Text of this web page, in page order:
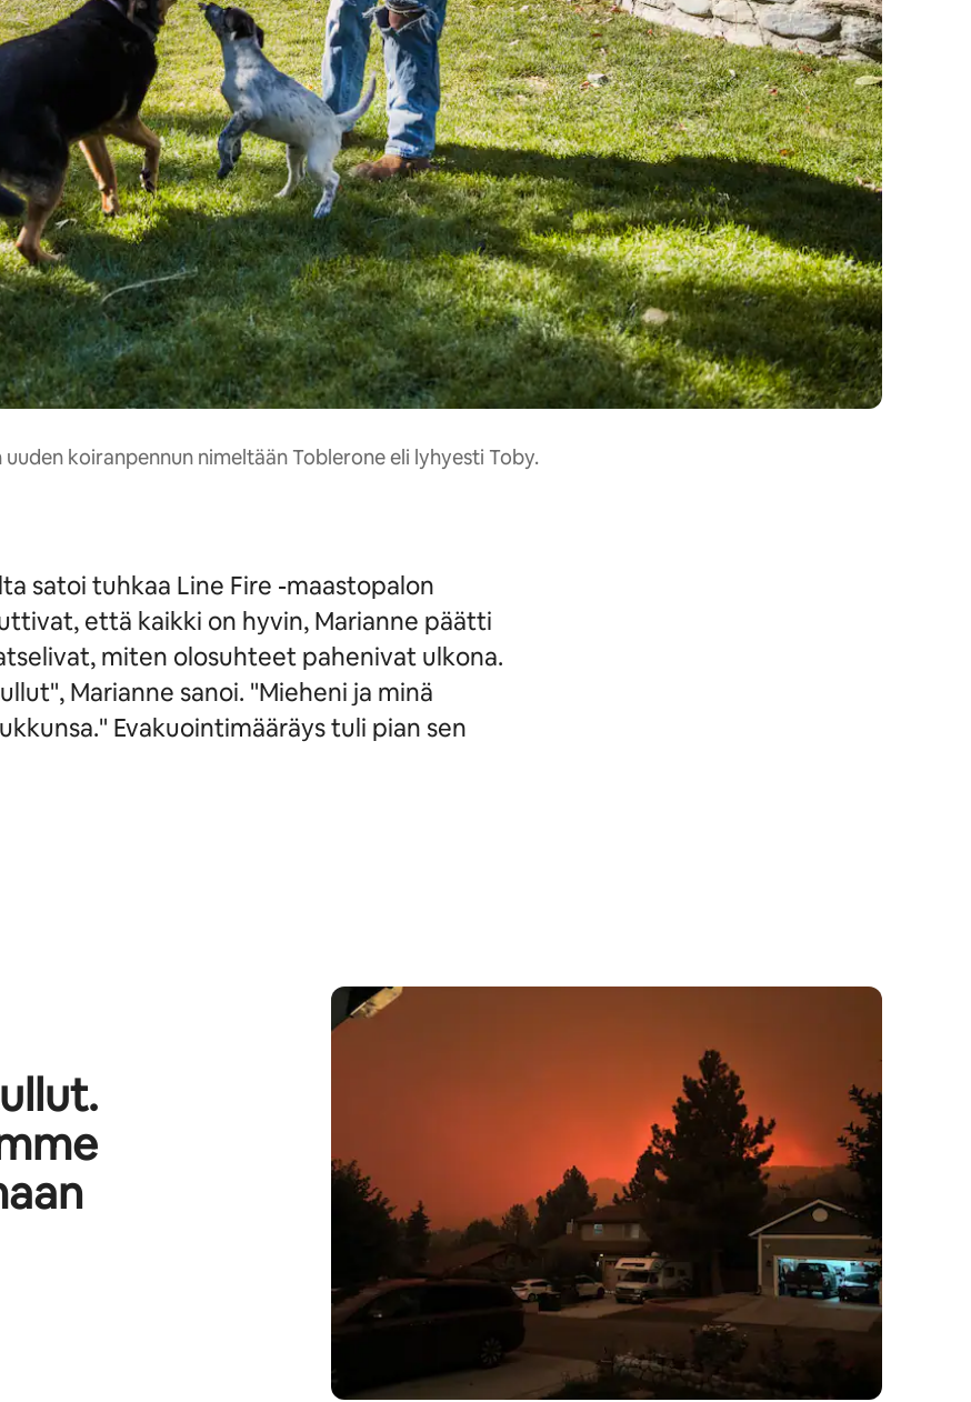
koiranpennun nimeltään Toblerone eli lyhyesti Toby.
satoi tuhkaa Line Fire -maastopalon
että kaikki on hyvin, Marianne päätti
miten olosuhteet pahenivat ulkona.
Marianne sanoi. "Mieheni ja minä
Evakuointimääräys tuli pian sen